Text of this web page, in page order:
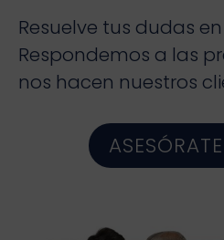
Resuelve tus dudas
Respondemos a las
nos hacen nuestros